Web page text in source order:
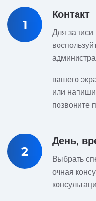
1
Контакт
Для записи
вашего
или
позвоните
2
День,
Выбрать
очная